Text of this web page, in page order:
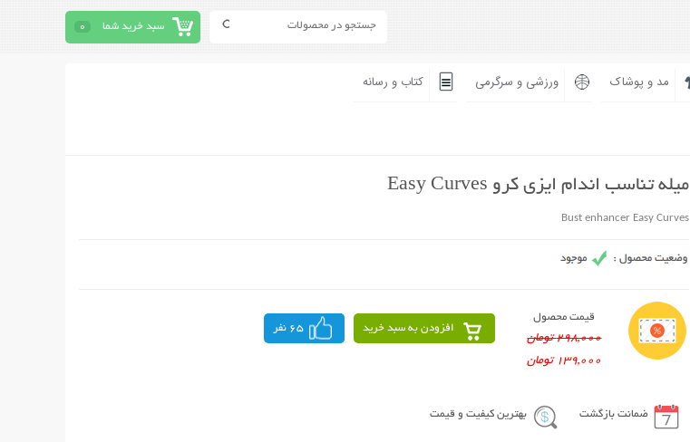
سبد خرید شما 0
مد و پوشاک ورزشی و سرگرمی کتاب و رسانه
میله تناسب اندام ایزی کرو Easy Curves
Bust enhancer Easy Curves
قیمت محصول
298,000 تومان
139,000 تومان
افزودن به سبد خرید 65 نفر
ضمانت بازگشت بهترین کیفیت و قیمت